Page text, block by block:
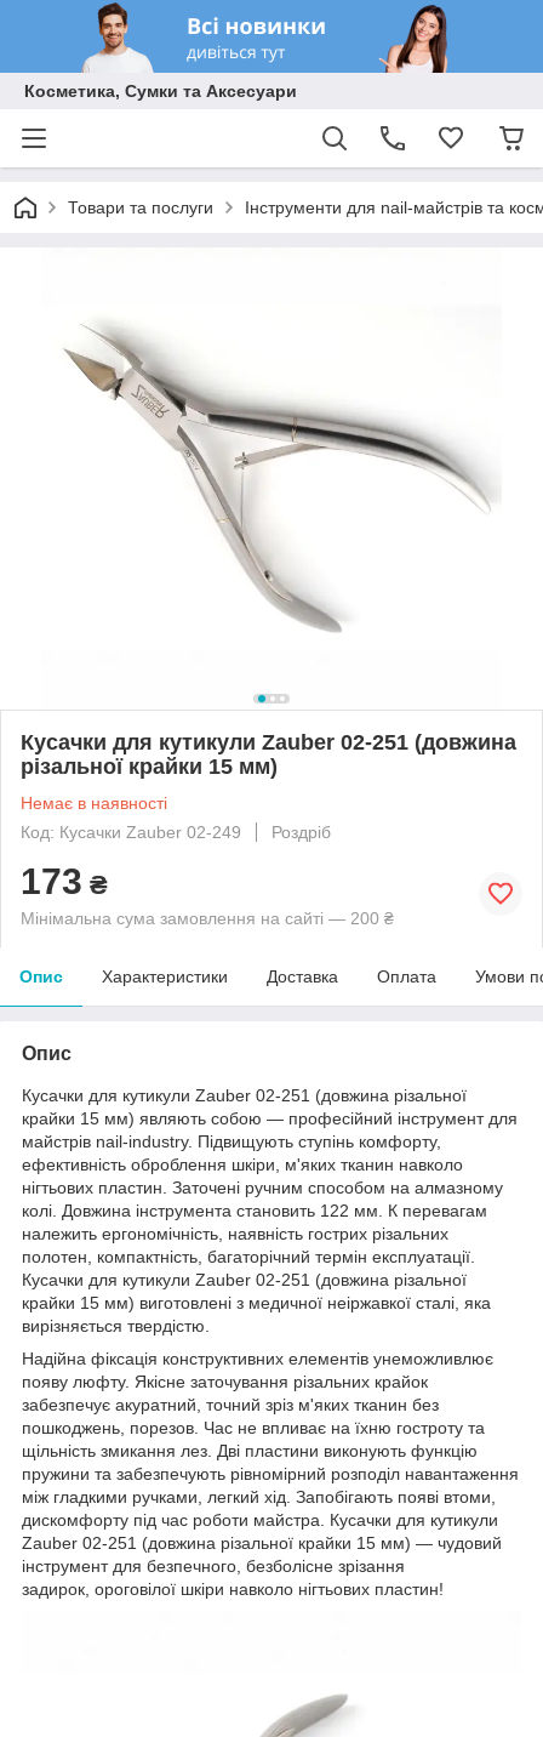
Косметика, Сумки та Аксесуари
Товари та послуги Інструменти для nail-майстрів та
Кусачки для кутикули Zauber 02-251 (довжина
різальної крайки 15 мм)
Немає в наявності
Код: Кусачки Zauber 02-249
Роздріб
173 ₴
Мінімальна сума замовлення на сайті — 200 ₴
Опис Характеристики Доставка Оплата Умови
Опис
Кусачки для кутикули Zauber 02-251 (довжина різальної
крайки 15 мм) являють собою — професійний інструмент для
майстрів nail-industry. Підвищують ступінь комфорту,
ефективність оброблення шкіри, м'яких тканин навколо
нігтьових пластин. Заточені ручним способом на алмазному
колі. Довжина інструмента становить 122 мм. К перевагам
належить ергономічність, наявність гострих різальних
полотен, компактність, багаторічний термін експлуатації.
Кусачки для кутикули Zauber 02-251 (довжина різальної
крайки 15 мм) виготовлені з медичної неіржавкої сталі, яка
вирізняється твердістю.
Надійна фіксація конструктивних елементів унеможливлює
появу люфту. Якісне заточування різальних крайок
забезпечує акуратний, точний зріз м'яких тканин без
пошкоджень, порезов. Час не впливає на їхню гостроту та
щільність змикання лез. Дві пластини виконують функцію
пружини та забезпечують рівномірний розподіл навантаження
між гладкими ручками, легкий хід. Запобігають появі втоми,
дискомфорту під час роботи майстра. Кусачки для кутикули
Zauber 02-251 (довжина різальної крайки 15 мм) — чудовий
інструмент для безпечного, безболісне зрізання
задирок, ороговілої шкіри навколо нігтьових пластин!